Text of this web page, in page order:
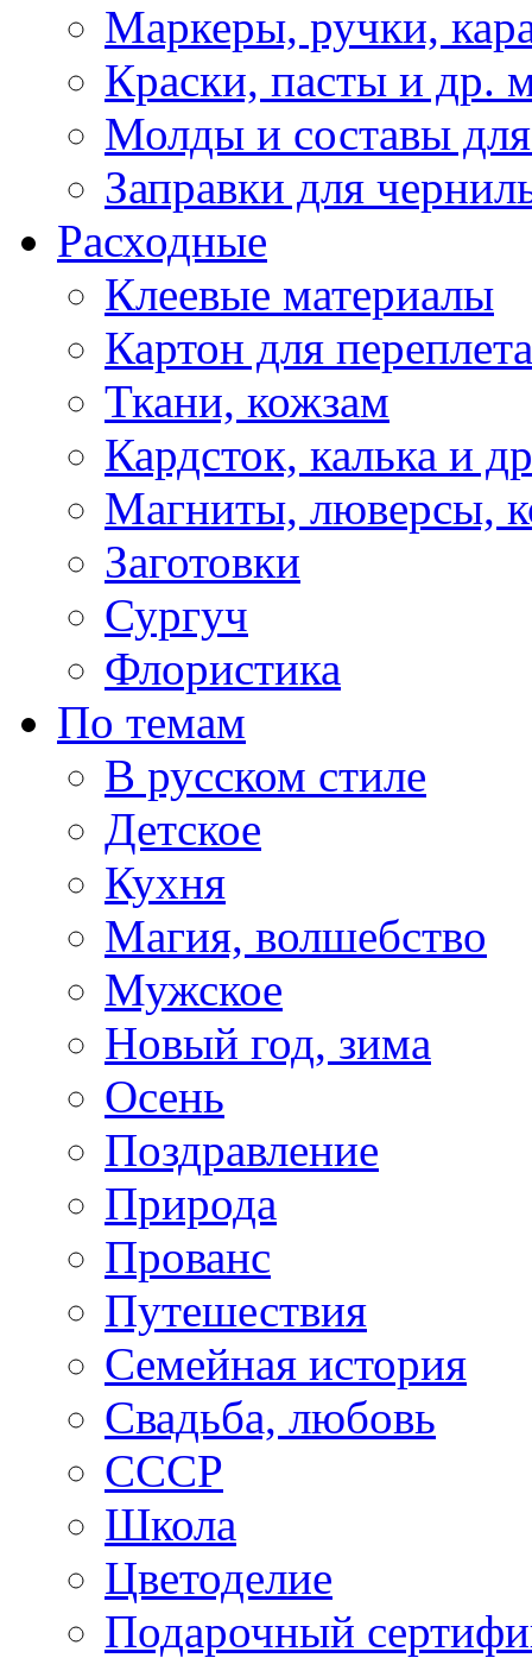
Маркеры, ручки,
Краски, пасты и др.
Молды и составы
Заправки для
Расходные
Клеевые материалы
Картон для переплета
Ткани, кожзам
Кардсток, калька и
Магниты, люверсы,
Заготовки
Сургуч
Флористика
По темам
В русском стиле
Детское
Кухня
Магия, волшебство
Мужское
Новый год, зима
Осень
Поздравление
Природа
Прованс
Путешествия
Семейная история
Свадьба, любовь
СССР
Школа
Цветоделие
Подарочный